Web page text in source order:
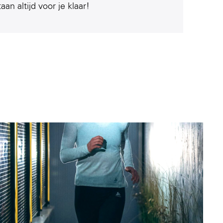
altijd voor je klaar!